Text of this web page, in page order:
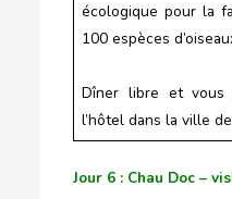
écologique pour la
100 espèces
Dîner libre et vous
l’hôtel dans la ville
Jour 6 : Chau Doc –